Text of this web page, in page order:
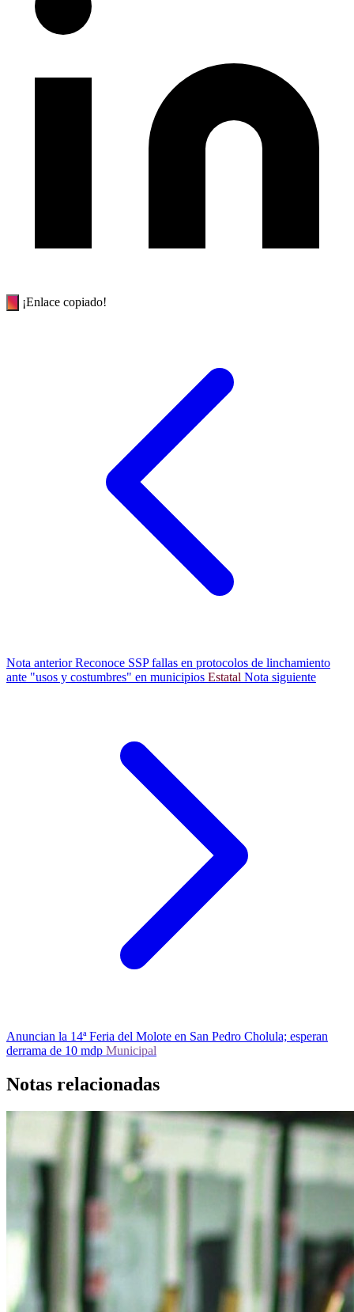
¡Enlace copiado!
Nota anteriorReconoce SSP fallas en protocolos de linchamiento
ante "usos y costumbres" en municipios Estatal Nota siguiente
Anuncian la 14ª Feria del Molote en San Pedro Cholula; esperan
derrama de 10 mdp Municipal
Notas relacionadas